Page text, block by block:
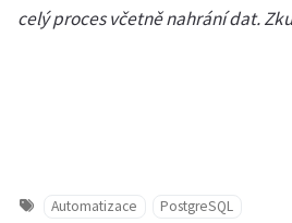
celý proces včetně nahrání dat.
Automatizace PostgreSQL